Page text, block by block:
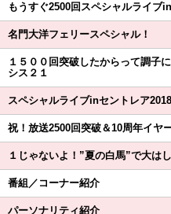
もうすぐ2500回スペシャルライブ
名門大洋フェリースペシャル！
１５００回突破したからって調子
シス２１
スペシャルライブinセントレア
祝！放送2500回突破＆10周年イヤ
１じゃないよ！”夏の白馬”で大は
番組／コーナー紹介
パーソナリティ紹介